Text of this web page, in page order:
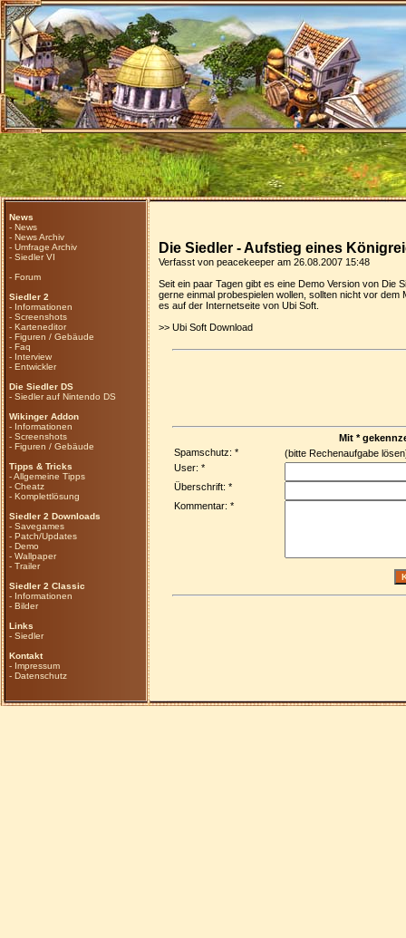
News
- News
- News Archiv
- Umfrage Archiv
- Siedler VI
- Forum
Siedler 2
- Informationen
- Screenshots
- Karteneditor
- Figuren / Gebäude
- Faq
- Interview
- Entwickler
Die Siedler DS
- Siedler auf Nintendo DS
Wikinger Addon
- Informationen
- Screenshots
- Figuren / Gebäude
Tipps & Tricks
-Allgemeine Tipps
- Cheatz
- Komplettlösung
Siedler 2 Downloads
- Savegames
- Patch/Updates
- Demo
- Wallpaper
- Trailer
Siedler 2 Classic
- Informationen
- Bilder
Links
- Siedler
Kontakt
- Impressum
- Datenschutz
Die Siedler - Aufstieg eines
Verfasst von peacekeeper am 26.08.2007 15:48
Seit ein paar Tagen gibt es eine Demo Version von Die
gerne einmal probespielen wollen, sollten nicht vor
es auf der Internetseite von Ubi Soft.
>> Ubi Soft Download
Mit *
Spamschutz: *
(bitte Rechenaufgabe
User: *
Überschrift: *
Kommentar: *